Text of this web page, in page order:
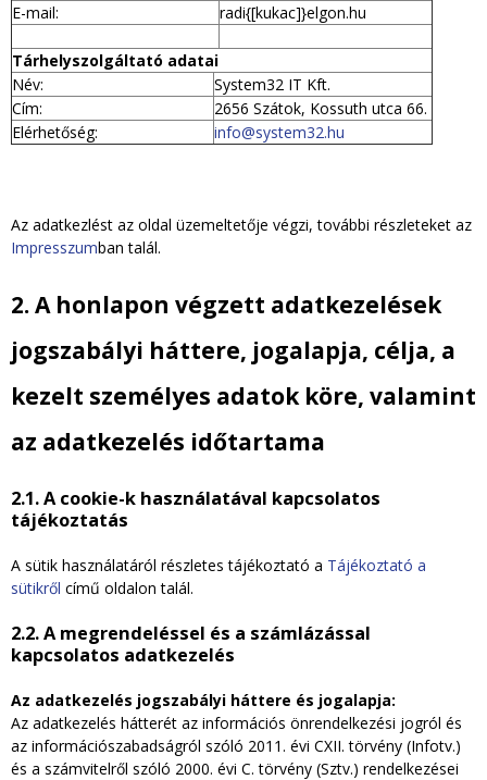
e
l
y
E-mail:
radi{[kukac]}elgon.hu
Tárhelyszolgáltató adatai
Név:
System32 IT Kft.
Cím:
2656 Szátok, Kossuth utca 66.
Elérhetőség:
info@system32.hu
Az adatkezlést az oldal üzemeltetője végzi, további részleteket az
Impresszumban talál.
2. A honlapon végzett adatkezelések
jogszabályi háttere, jogalapja, célja, a
kezelt személyes adatok köre, valamint
az adatkezelés időtartama
2.1. A cookie-k használatával kapcsolatos
tájékoztatás
A sütik használatáról részletes tájékoztató a Tájékoztató a
sütikről című oldalon talál.
2.2. A megrendeléssel és a számlázással
kapcsolatos adatkezelés
Az adatkezelés jogszabályi háttere és jogalapja:
Az adatkezelés hátterét az információs önrendelkezési jogról és
az információszabadságról szóló 2011. évi CXII. törvény (Infotv.)
és a számvitelről szóló 2000. évi C. törvény (Sztv.) rendelkezései